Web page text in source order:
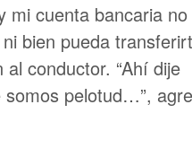
mi cuenta bancaria
bien pueda
conductor. “Ahí dije
somos pelotud…”,